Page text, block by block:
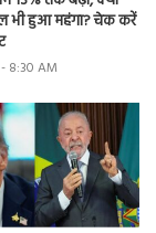
भी हुआ महंगा? चेक करें
8:30 AM